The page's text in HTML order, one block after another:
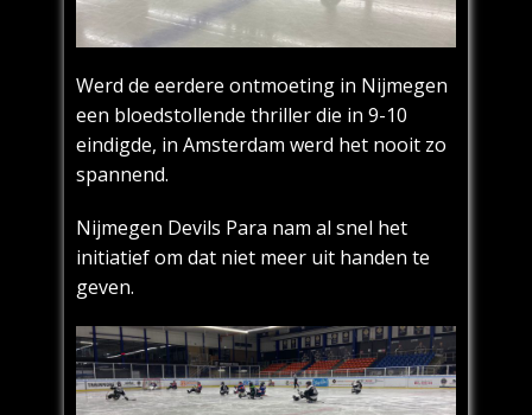
Werd de eerdere ontmoeting in Nijmegen
een bloedstollende thriller die in 9-10
eindigde, in Amsterdam werd het nooit zo
spannend.
Nijmegen Devils Para nam al snel het
initiatief om dat niet meer uit handen te
geven.